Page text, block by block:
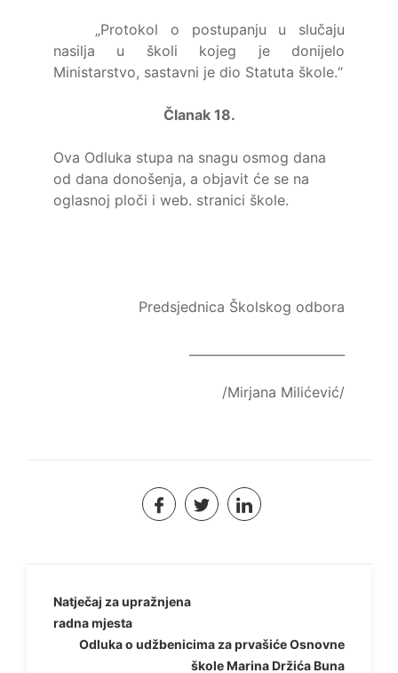
„Protokol o postupanju u slučaju
nasilja u školi kojeg je donijelo
Ministarstvo, sastavni je dio Statuta škole.“
Članak 18.
Ova Odluka stupa na snagu osmog dana
od dana donošenja, a objavit će se na
oglasnoj ploči i web. stranici škole.
Predsjednica Školskog odbora
/Mirjana Milićević/
Navigacija
objava
Natječaj za upražnjena
radna mjesta
Odluka o udžbenicima za prvašiće Osnovne
škole Marina Držića Buna